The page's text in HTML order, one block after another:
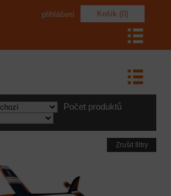
Košík (0)
přihlášení
Počet produktů
Zrušit filtry